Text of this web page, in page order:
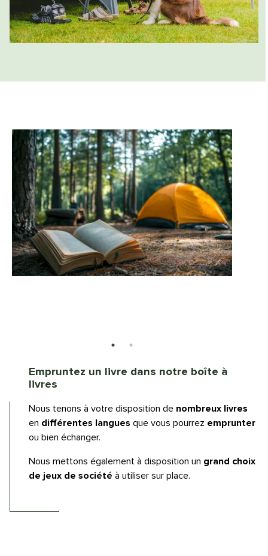
Empruntez un livre dans notre boîte à
livres
Nous tenons à votre disposition de nombreux livres
en différentes langues que vous pourrez emprunter
ou bien échanger.
Nous mettons également à disposition un grand choix
de jeux de société à utiliser sur place.